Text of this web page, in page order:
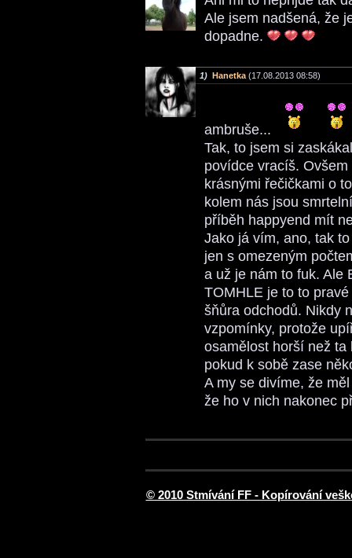
Ale jsem nadšená, že
dopadne.
1) Hanetka (17.08.2013 08:58)
ambruše...
Tak, to jsem si
povídce vracíš.
krásnými řečičkami o
kolem nás jsou
příběh happyend mít
Jako já vím, ano, tak
jen s omezeným
a už je nám to fuk. Ale
TOMHLE je to to
šňůra odchodů. Nikdy
vzpomínky, protože
osamělost horší než ta
pokud k sobě zase
A my se divíme, že
že ho v nich nakonec
© 2010 Stmívání FF - Kopírování